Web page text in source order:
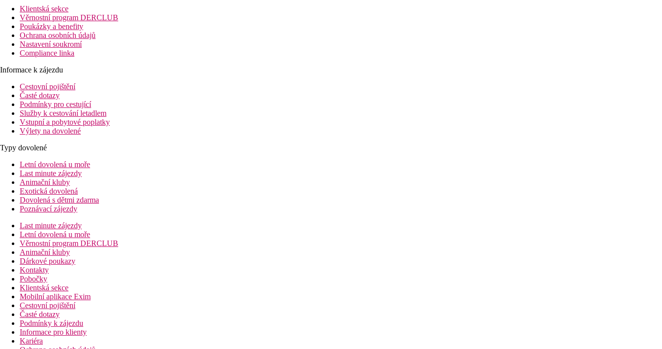
Klientská sekce
Věrnostní program DERCLUB
Poukázky a benefity
Ochrana osobních údajů
Nastavení soukromí
Compliance linka
Informace k zájezdu
Cestovní pojištění
Časté dotazy
Podmínky pro cestující
Služby k cestování letadlem
Vstupní a pobytové poplatky
Výlety na dovolené
Typy dovolené
Letní dovolená u moře
Last minute zájezdy
Animační kluby
Exotická dovolená
Dovolená s dětmi zdarma
Poznávací zájezdy
Last minute zájezdy
Letní dovolená u moře
Věrnostní program DERCLUB
Animační kluby
Dárkové poukazy
Kontakty
Pobočky
Klientská sekce
Mobilní aplikace Exim
Cestovní pojištění
Časté dotazy
Podmínky k zájezdu
Informace pro klienty
Kariéra